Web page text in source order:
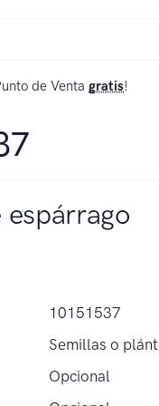
de Venta gratis!
espárrago
10151537
Semillas o
Opcional